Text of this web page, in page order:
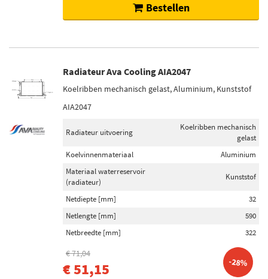
Bestellen
Radiateur Ava Cooling AIA2047
Koelribben mechanisch gelast, Aluminium, Kunststof
AIA2047
Radiateur uitvoering
Koelribben mechanisch
gelast
Koelvinnenmateriaal
Aluminium
Materiaal waterreservoir
(radiateur)
Kunststof
Netdiepte [mm]
32
Netlengte [mm]
590
Netbreedte [mm]
322
€ 71,04
€ 51,15 -28%